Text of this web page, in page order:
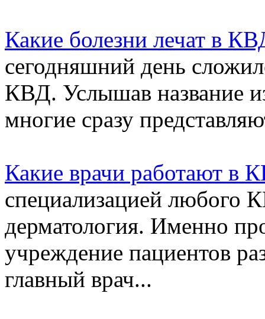
Какие болезни лечат в
сегодняшний день
КВД. Услышав название
многие сразу
Какие врачи работают в
специализацией любого
дерматология. Именно
учреждение пациентов
главный врач...